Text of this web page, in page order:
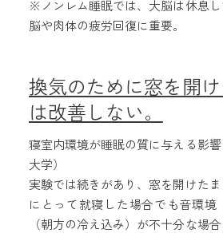
※ノンレム睡眠では、大脳は休息し
脳や肉体の疲労回復に重要。
換気のために窓を開
は改善しない。
寝室内環境が睡眠の質に与える影
大学）
実験では続きがあり、窓を開けた
にとって就寝した場合でも音環境
（朝方の冷え込み）が不十分な場